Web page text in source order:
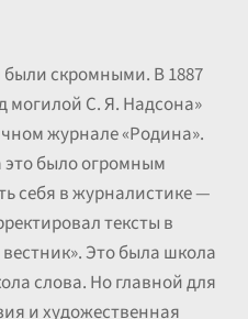
скромными. В 1887
могилой С. Я. Надсона»
журнале «Родина».
было огромным
себя в журналистике —
тексты в
Это была школа
слова. Но главной для
и художественная